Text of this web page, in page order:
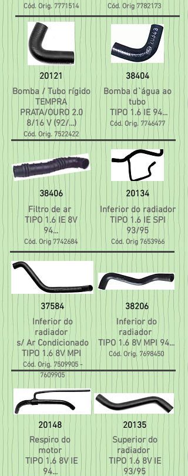
Cód. Orig.7771514 Cód. Orig 7782173
20121
Bomba / Tubo rígido
TEMPRA
PRATA/OURO 2.0
8/16 V (92/...)
Cód. Orig. 7522422
38404
Bomba d`água ao
tubo
TIPO 1.6 IE 94...
Cód. Orig. 7746477
38406
Filtro de ar
TIPO 1.6 IE 8V
94...
Cód. Orig 7742684
20134
Inferior do radiador
TIPO 1.6 IE SPI
93/95
Cód. Orig 7653966
37584
Inferior do
radiador
s/ Ar Condicionado
TIPO 1.6 8V MPI
Cód. Orig. 7509905 -
7609905
20148
Respiro do
motor
TIPO 1.6 8V IE
94...
38206
Inferior do
radiador
TIPO 1.6 8V MPI 94...
Cód. Orig. 7698450
20135
Superior do
radiador
TIPO 1.6 8V IE
93/95